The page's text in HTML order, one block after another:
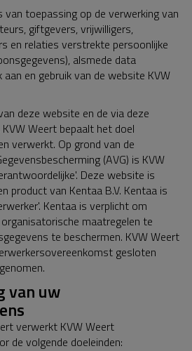
toepassing op de verwerking van
giftgevers, vrijwilligers,
en relaties verstrekte persoonlijke
alsmede data
en gebruik van de website KVW
deze website en de via deze
Weert bepaalt het doel
verwerkt. Op grond van de
(AVG) is KVW
Deze website is
product van Kentaa B.V. Kentaa is
Kentaa is verplicht om
maatregelen te
te beschermen. KVW Weert
gesloten
van uw
verwerkt KVW Weert
de volgende doeleinden: